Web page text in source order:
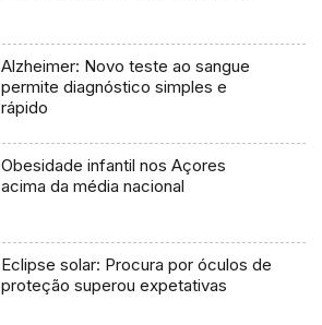
Alzheimer: Novo teste ao sangue
permite diagnóstico simples e
rápido
Obesidade infantil nos Açores
acima da média nacional
Eclipse solar: Procura por óculos de
proteção superou expetativas